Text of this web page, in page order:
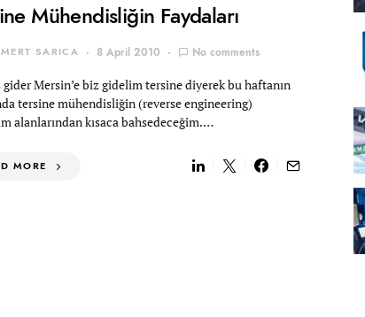
Mühendisliğin Faydaları
MERT SARICA 8 April 2010 No comments
gider Mersin’e biz gidelim tersine diyerek bu haftanın
tersine mühendisliğin (reverse engineering)
alanlarından kısaca bahsedeceğim.…
MORE